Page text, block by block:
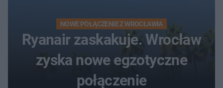
NOWE POŁĄCZENIE Z WROCŁAWIA
Ryanair zaskakuje. Wrocław
zyska nowe egzotyczne
połączenie